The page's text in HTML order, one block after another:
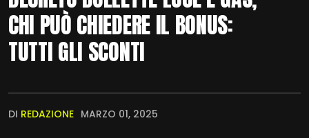
CHI PUÒ CHIEDERE IL BONUS:
TUTTI GLI SCONTI
DI REDAZIONE MARZO 01, 2025